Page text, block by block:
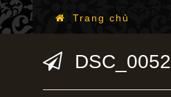
Trang chủ
DSC_0052